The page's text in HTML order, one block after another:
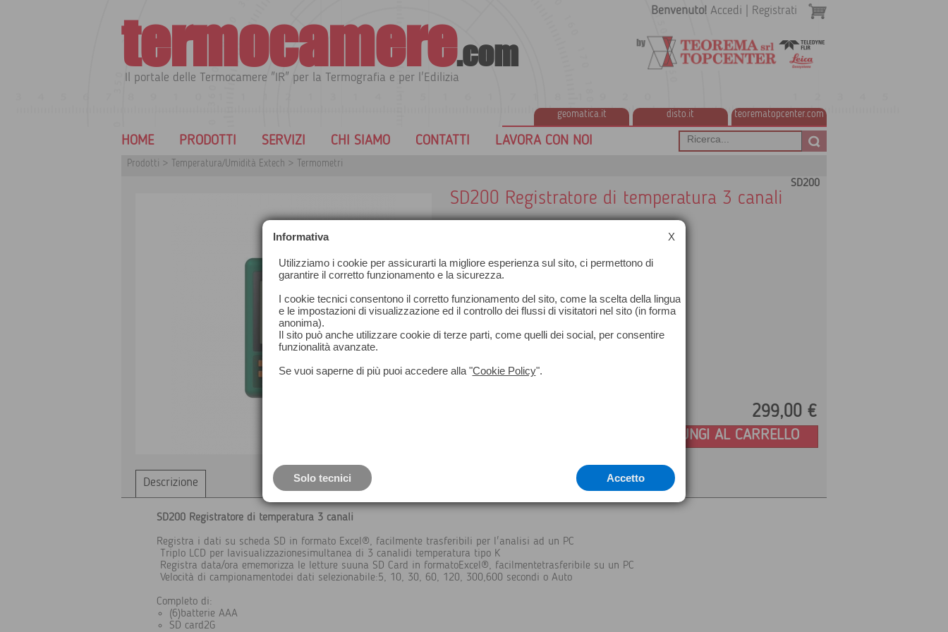
termocamere.com
Il portale delle Termocamere "IR" per la Termografia e per l'Edilizia
geomatica.it disto.it teorematopcenter.com
Benvenuto! Accedi Registrati
HOME PRODOTTI SERVIZI CHI SIAMO CONTATTI LAVORA CON NOI
Prodotti > Temperatura/Umidità Extech > Termometri
SD200
SD200 Registratore di temperatura 3 canali
299,00 €
AGGIUNGI AL CARRELLO
Descrizione
SD200 Registratore di temperatura 3 canali
Registra i dati su scheda SD in formato Excel®, facilmente trasferibili per l'analisi ad un PC
Triplo LCD per lavisualizzazionesimultanea di 3 canalidi temperatura tipo K
Registra data/ora ememorizza le letture suuna SD Card in formatoExcel®, facilmentetrasferibile su un PC
Velocità di campionamentodei dati selezionabile:5, 10, 30, 60, 120, 300,600 secondi o Auto
Completo di:
(6)batterie AAA
SD card2G
Informativa X
Utilizziamo i cookie per assicurarti la migliore esperienza sul sito, ci permettono di
garantire il corretto funzionamento e la sicurezza.
I cookie tecnici consentono il corretto funzionamento del sito, come la scelta della lingua
e le impostazioni di visualizzazione ed il controllo dei flussi di visitatori nel sito (in forma
anonima).
Il sito può anche utilizzare cookie di terze parti, come quelli dei social, per consentire
funzionalità avanzate.
Se vuoi saperne di più puoi accedere alla "Cookie Policy".
Solo tecnici Accetto